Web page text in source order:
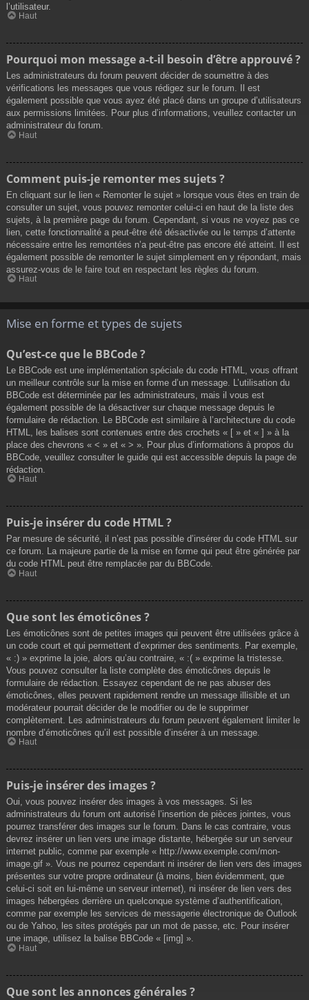
l’utilisateur.
Haut
Pourquoi mon message a-t-il besoin d’être approuvé ?
Les administrateurs du forum peuvent décider de soumettre à des
vérifications les messages que vous rédigez sur le forum. Il est
également possible que vous ayez été placé dans un groupe d’utilisateurs
aux permissions limitées. Pour plus d’informations, veuillez contacter un
administrateur du forum.
Haut
Comment puis-je remonter mes sujets ?
En cliquant sur le lien « Remonter le sujet » lorsque vous êtes en train de
consulter un sujet, vous pouvez remonter celui-ci en haut de la liste des
sujets, à la première page du forum. Cependant, si vous ne voyez pas ce
lien, cette fonctionnalité a peut-être été désactivée ou le temps d’attente
nécessaire entre les remontées n’a peut-être pas encore été atteint. Il est
également possible de remonter le sujet simplement en y répondant, mais
assurez-vous de le faire tout en respectant les règles du forum.
Haut
Mise en forme et types de sujets
Qu’est-ce que le BBCode ?
Le BBCode est une implémentation spéciale du code HTML, vous offrant
un meilleur contrôle sur la mise en forme d’un message. L’utilisation du
BBCode est déterminée par les administrateurs, mais il vous est
également possible de la désactiver sur chaque message depuis le
formulaire de rédaction. Le BBCode est similaire à l’architecture du code
HTML, les balises sont contenues entre des crochets « [ » et « ] » à la
place des chevrons « < » et « > ». Pour plus d’informations à propos du
BBCode, veuillez consulter le guide qui est accessible depuis la page de
rédaction.
Haut
Puis-je insérer du code HTML ?
Par mesure de sécurité, il n’est pas possible d’insérer du code HTML sur
ce forum. La majeure partie de la mise en forme qui peut être générée par
du code HTML peut être remplacée par du BBCode.
Haut
Que sont les émoticônes ?
Les émoticônes sont de petites images qui peuvent être utilisées grâce à
un code court et qui permettent d’exprimer des sentiments. Par exemple,
« :) » exprime la joie, alors qu’au contraire, « :( » exprime la tristesse.
Vous pouvez consulter la liste complète des émoticônes depuis le
formulaire de rédaction. Essayez cependant de ne pas abuser des
émoticônes, elles peuvent rapidement rendre un message illisible et un
modérateur pourrait décider de le modifier ou de le supprimer
complètement. Les administrateurs du forum peuvent également limiter le
nombre d’émoticônes qu’il est possible d’insérer à un message.
Haut
Puis-je insérer des images ?
Oui, vous pouvez insérer des images à vos messages. Si les
administrateurs du forum ont autorisé l’insertion de pièces jointes, vous
pourrez transférer des images sur le forum. Dans le cas contraire, vous
devrez insérer un lien vers une image distante, hébergée sur un serveur
internet public, comme par exemple « http://www.exemple.com/mon-
image.gif ». Vous ne pourrez cependant ni insérer de lien vers des images
présentes sur votre propre ordinateur (à moins, bien évidemment, que
celui-ci soit en lui-même un serveur internet), ni insérer de lien vers des
images hébergées derrière un quelconque système d’authentification,
comme par exemple les services de messagerie électronique de Outlook
ou de Yahoo, les sites protégés par un mot de passe, etc. Pour insérer
une image, utilisez la balise BBCode « [img] ».
Haut
Que sont les annonces générales ?